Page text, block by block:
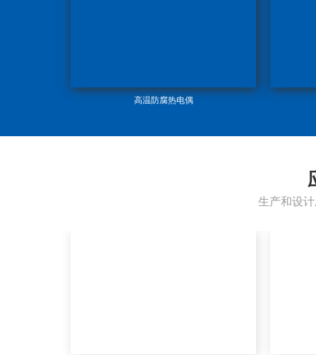
高温防腐热电偶
生产和设